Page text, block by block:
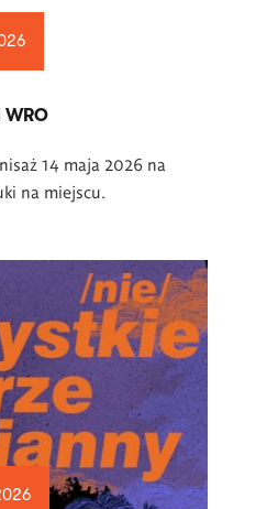
14 maja 2026 na
na miejscu.